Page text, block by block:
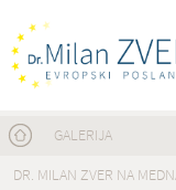
Nahajate se tukaj
GALERIJA
DR. MILAN ZVER NA